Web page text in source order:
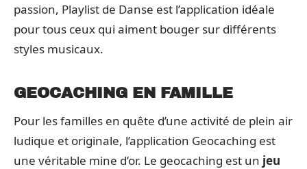
passion, Playlist de Danse est l’application idéale
pour tous ceux qui aiment bouger sur différents
styles musicaux.
GEOCACHING EN FAMILLE
Pour les familles en quête d’une activité de plein air
ludique et originale, l’application Geocaching est
une véritable mine d’or. Le geocaching est un jeu